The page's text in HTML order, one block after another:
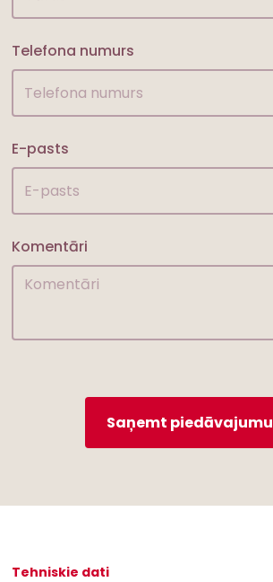
Telefona numurs
E-pasts
Komentāri
Saņemt piedāvajumu
Tehniskie dati